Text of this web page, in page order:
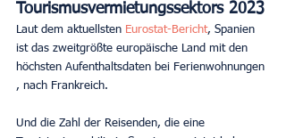
Tourismusvermietungssektors 2023
Laut dem aktuellsten Eurostat-Bericht, Spanien
ist das zweitgrößte europäische Land mit den
höchsten Aufenthaltsdaten bei Ferienwohnungen
, nach Frankreich.
Und die Zahl der Reisenden, die eine